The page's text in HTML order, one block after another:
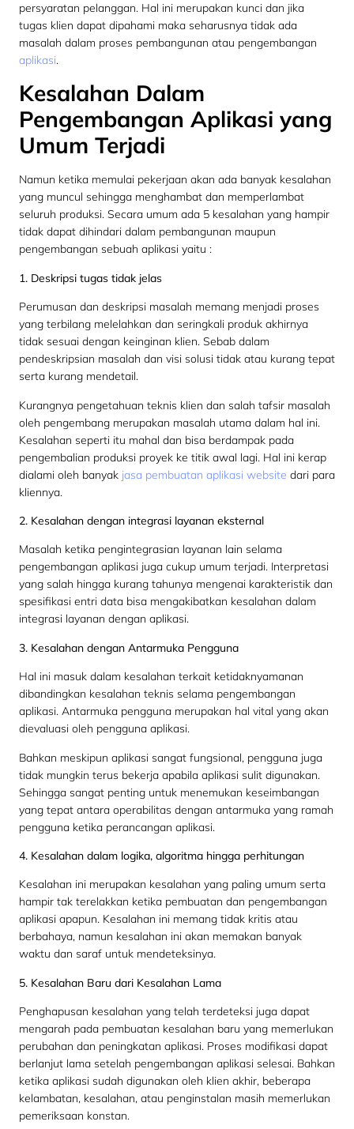
persyaratan pelanggan. Hal ini merupakan kunci dan jika
tugas klien dapat dipahami maka seharusnya tidak ada
masalah dalam proses pembangunan atau pengembangan
aplikasi.
Kesalahan Dalam
Pengembangan Aplikasi yang
Umum Terjadi
Namun ketika memulai pekerjaan akan ada banyak kesalahan
yang muncul sehingga menghambat dan memperlambat
seluruh produksi. Secara umum ada 5 kesalahan yang hampir
tidak dapat dihindari dalam pembangunan maupun
pengembangan sebuah aplikasi yaitu :
1. Deskripsi tugas tidak jelas
Perumusan dan deskripsi masalah memang menjadi proses
yang terbilang melelahkan dan seringkali produk akhirnya
tidak sesuai dengan keinginan klien. Sebab dalam
pendeskripsian masalah dan visi solusi tidak atau kurang tepat
serta kurang mendetail.
Kurangnya pengetahuan teknis klien dan salah tafsir masalah
oleh pengembang merupakan masalah utama dalam hal ini.
Kesalahan seperti itu mahal dan bisa berdampak pada
pengembalian produksi proyek ke titik awal lagi. Hal ini kerap
dialami oleh banyak jasa pembuatan aplikasi website dari para
kliennya.
2. Kesalahan dengan integrasi layanan eksternal
Masalah ketika pengintegrasian layanan lain selama
pengembangan aplikasi juga cukup umum terjadi. Interpretasi
yang salah hingga kurang tahunya mengenai karakteristik dan
spesifikasi entri data bisa mengakibatkan kesalahan dalam
integrasi layanan dengan aplikasi.
3. Kesalahan dengan Antarmuka Pengguna
Hal ini masuk dalam kesalahan terkait ketidaknyamanan
dibandingkan kesalahan teknis selama pengembangan
aplikasi. Antarmuka pengguna merupakan hal vital yang akan
dievaluasi oleh pengguna aplikasi.
Bahkan meskipun aplikasi sangat fungsional, pengguna juga
tidak mungkin terus bekerja apabila aplikasi sulit digunakan.
Sehingga sangat penting untuk menemukan keseimbangan
yang tepat antara operabilitas dengan antarmuka yang ramah
pengguna ketika perancangan aplikasi.
4. Kesalahan dalam logika, algoritma hingga perhitungan
Kesalahan ini merupakan kesalahan yang paling umum serta
hampir tak terelakkan ketika pembuatan dan pengembangan
aplikasi apapun. Kesalahan ini memang tidak kritis atau
berbahaya, namun kesalahan ini akan memakan banyak
waktu dan saraf untuk mendeteksinya.
5. Kesalahan Baru dari Kesalahan Lama
Penghapusan kesalahan yang telah terdeteksi juga dapat
mengarah pada pembuatan kesalahan baru yang memerlukan
perubahan dan peningkatan aplikasi. Proses modifikasi dapat
berlanjut lama setelah pengembangan aplikasi selesai. Bahkan
ketika aplikasi sudah digunakan oleh klien akhir, beberapa
kelambatan, kesalahan, atau penginstalan masih memerlukan
pemeriksaan konstan.